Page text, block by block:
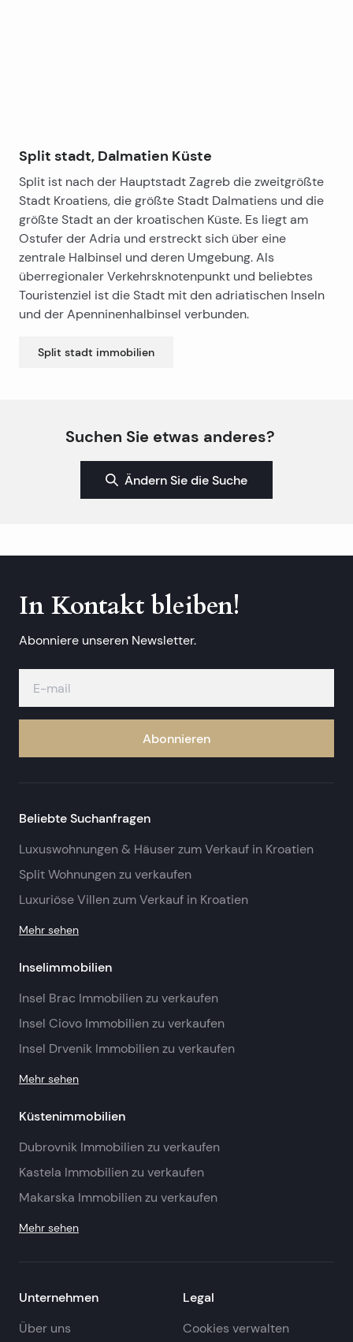
Split stadt, Dalmatien Küste
Split ist nach der Hauptstadt Zagreb die zweitgrößte
Stadt Kroatiens, die größte Stadt Dalmatiens und die
größte Stadt an der kroatischen Küste. Es liegt am
Ostufer der Adria und erstreckt sich über eine
zentrale Halbinsel und deren Umgebung. Als
überregionaler Verkehrsknotenpunkt und beliebtes
Touristenziel ist die Stadt mit den adriatischen Inseln
und der Apenninenhalbinsel verbunden.
Split stadt immobilien
Suchen Sie etwas anderes?
Ändern Sie die Suche
In Kontakt bleiben!
Abonniere unseren Newsletter.
Abonnieren
Beliebte Suchanfragen
Luxuswohnungen & Häuser zum Verkauf in Kroatien
Split Wohnungen zu verkaufen
Luxuriöse Villen zum Verkauf in Kroatien
Mehr sehen
Inselimmobilien
Insel Brac Immobilien zu verkaufen
Insel Ciovo Immobilien zu verkaufen
Insel Drvenik Immobilien zu verkaufen
Mehr sehen
Küstenimmobilien
Dubrovnik Immobilien zu verkaufen
Kastela Immobilien zu verkaufen
Makarska Immobilien zu verkaufen
Mehr sehen
Unternehmen
Über uns
Legal
Cookies verwalten